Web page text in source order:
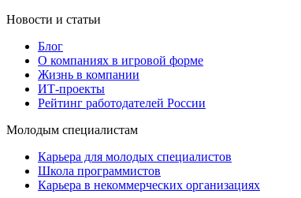
Новости и статьи
Блог
О компаниях в игровой форме
Жизнь в компании
ИТ-проекты
Рейтинг работодателей России
Молодым специалистам
Карьера для молодых специалистов
Школа программистов
Карьера в некоммерческих организациях